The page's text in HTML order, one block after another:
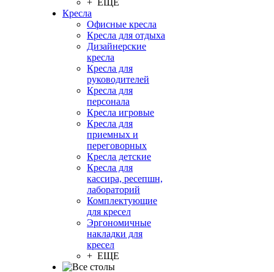
+ ЕЩЕ
Кресла
Офисные кресла
Кресла для отдыха
Дизайнерские
кресла
Кресла для
руководителей
Кресла для
персонала
Кресла игровые
Кресла для
приемных и
переговорных
Кресла детские
Кресла для
кассира, ресепшн,
лабораторий
Комплектующие
для кресел
Эргономичные
накладки для
кресел
+ ЕЩЕ